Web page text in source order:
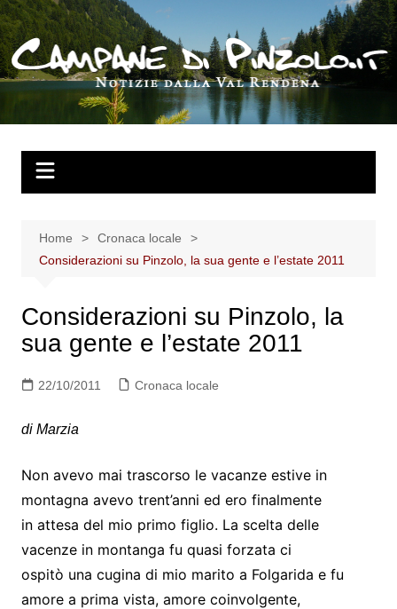
Salta
al
contenuto
Home
Cronaca locale
Considerazioni su Pinzolo, la sua gente e l’estate 2011
Considerazioni su Pinzolo, la
sua gente e l’estate 2011
22/10/2011 Cronaca locale
di Marzia
Non avevo mai trascorso le vacanze estive in
montagna avevo trent’anni ed ero finalmente
in attesa del mio primo figlio. La scelta delle
vacenze in montanga fu quasi forzata ci
ospitò una cugina di mio marito a Folgarida e fu
amore a prima vista, amore coinvolgente,